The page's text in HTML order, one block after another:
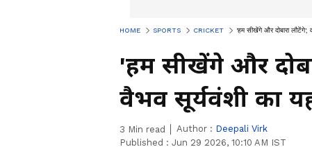
HOME SPORTS CRICKET 'हम सीखेंगे और दोबारा लौटेंगे',
'हम सीखेंगे और
वैभव सूर्यवंशी का
3 Min read Author : Deepali Virk
Published : Jun 29 2026, 10:10 AM IST